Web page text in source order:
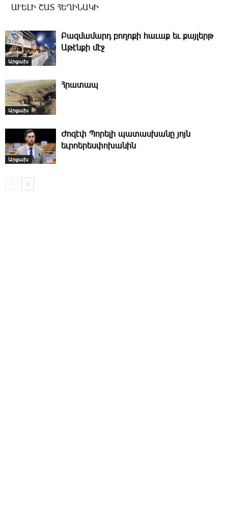
ԱՒԵԼԻ ՇԱՏ ՀԵՂԻՆԱԿԻ
Արցախ
Բազմամարդ բողոքի հաւաք եւ քայլերթ
Աթէնքի մէջ
Արցախ
Հրատապ
Արցախ
Ժոզէփ Պորելի պատասխանը յոյն
եւրոերեսփոխանին